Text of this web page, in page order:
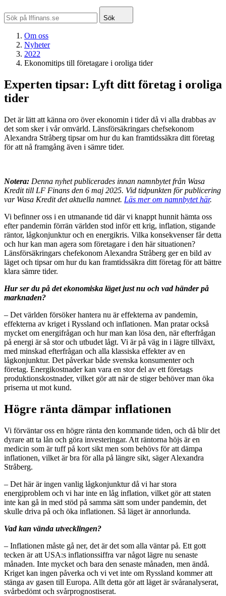
Sök
Om oss
Nyheter
2022
Ekonomitips till företagare i oroliga tider
Experten tipsar: Lyft ditt företag i oroliga
tider
Det är lätt att känna oro över ekonomin i tider då vi alla drabbas av
det som sker i vår omvärld. Länsförsäkringars chefsekonom
Alexandra Stråberg tipsar om hur du kan framtidssäkra ditt företag
för att nå framgång även i sämre tider.
Notera: Denna nyhet publicerades innan namnbytet från Wasa
Kredit till LF Finans den 6 maj 2025. Vid tidpunkten för publicering
var Wasa Kredit det aktuella namnet. Läs mer om namnbytet här.
Vi befinner oss i en utmanande tid där vi knappt hunnit hämta oss
efter pandemin förrän världen stod inför ett krig, inflation, stigande
räntor, lågkonjunktur och en energikris. Vilka konsekvenser får detta
och hur kan man agera som företagare i den här situationen?
Länsförsäkringars chefekonom Alexandra Stråberg ger en bild av
läget och tipsar om hur du kan framtidssäkra ditt företag för att bättre
klara sämre tider.
Hur ser du på det ekonomiska läget just nu och vad händer på
marknaden?
– Det världen försöker hantera nu är effekterna av pandemin,
effekterna av kriget i Ryssland och inflationen. Man pratar också
mycket om energifrågan och hur man kan lösa den, när efterfrågan
på energi är så stor och utbudet lågt. Vi är på väg in i lägre tillväxt,
med minskad efterfrågan och alla klassiska effekter av en
lågkonjunktur. Det påverkar både svenska konsumenter och
företag. Energikostnader kan vara en stor del av ett företags
produktionskostnader, vilket gör att när de stiger behöver man öka
priserna ut mot kund.
Högre ränta dämpar inflationen
Vi förväntar oss en högre ränta den kommande tiden, och då blir det
dyrare att ta lån och göra investeringar. Att räntorna höjs är en
medicin som är tuff på kort sikt men som behövs för att dämpa
inflationen, vilket är bra för alla på längre sikt, säger Alexandra
Stråberg.
– Det här är ingen vanlig lågkonjunktur då vi har stora
energiproblem och vi har inte en låg inflation, vilket gör att staten
inte kan gå in med stöd på samma sätt som under pandemin, det
skulle driva på och öka inflationen. Så läget är annorlunda.
Vad kan vända utvecklingen?
– Inflationen måste gå ner, det är det som alla väntar på. Ett gott
tecken är att USA:s inflationssiffra var något lägre nu senaste
månaden. Inte mycket och bara den senaste månaden, men ändå.
Kriget kan ingen påverka och vi vet inte om Ryssland kommer att
stänga av gasen till Europa. Allt detta gör att läget är svåranalyserat,
svårbedömt och svårprognostiserat.